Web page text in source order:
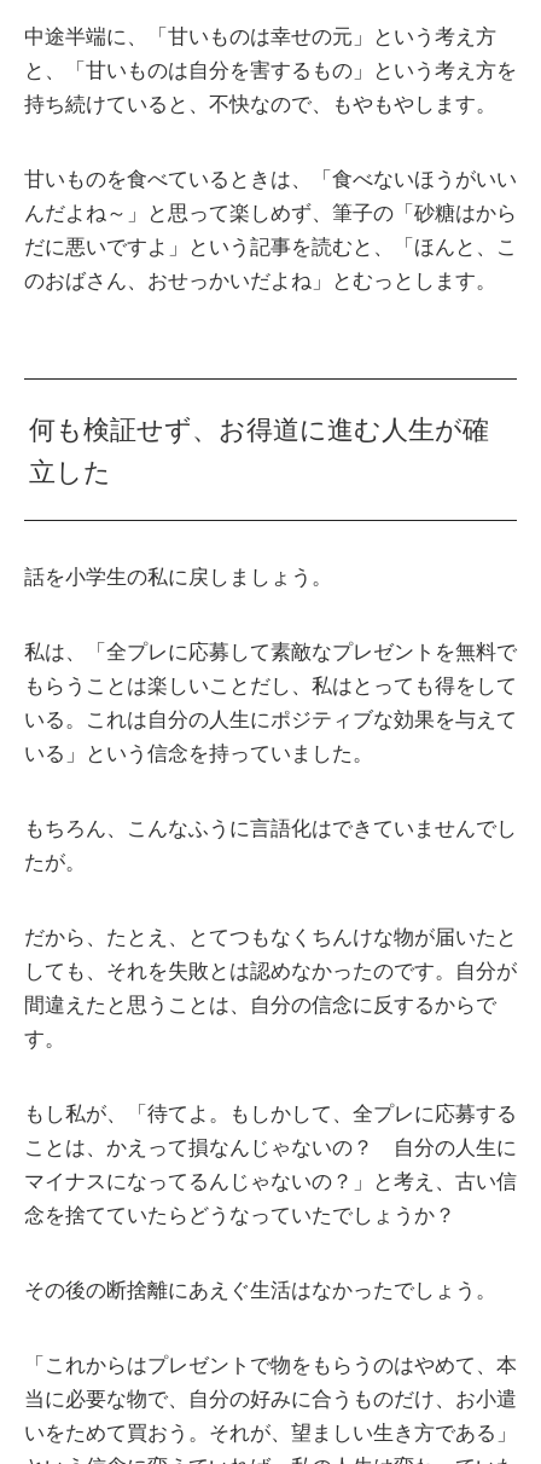
中途半端に、「甘いものは幸せの元」という考え方
と、「甘いものは自分を害するもの」という考え方を
持ち続けていると、不快なので、もやもやします。
甘いものを食べているときは、「食べないほうがいい
んだよね～」と思って楽しめず、筆子の「砂糖はから
だに悪いですよ」という記事を読むと、「ほんと、こ
のおばさん、おせっかいだよね」とむっとします。
何も検証せず、お得道に進む人生が確
立した
話を小学生の私に戻しましょう。
私は、「全プレに応募して素敵なプレゼントを無料で
もらうことは楽しいことだし、私はとっても得をして
いる。これは自分の人生にポジティブな効果を与えて
いる」という信念を持っていました。
もちろん、こんなふうに言語化はできていませんでし
たが。
だから、たとえ、とてつもなくちんけな物が届いたと
しても、それを失敗とは認めなかったのです。自分が
間違えたと思うことは、自分の信念に反するからで
す。
もし私が、「待てよ。もしかして、全プレに応募する
ことは、かえって損なんじゃないの？ 自分の人生に
マイナスになってるんじゃないの？」と考え、古い信
念を捨てていたらどうなっていたでしょうか？
その後の断捨離にあえぐ生活はなかったでしょう。
「これからはプレゼントで物をもらうのはやめて、本
当に必要な物で、自分の好みに合うものだけ、お小遣
いをためて買おう。それが、望ましい生き方である」